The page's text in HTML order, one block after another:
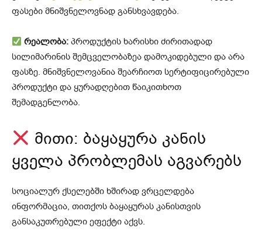
ფასები მნიშვნელოვნად განსხვავდება.
რეალობა: პროდუქტის ხარისხი ძირითადად
სილიმარინის შემცველობაზეა დამოკიდებული და არა
ფასზე. მნიშვნელოვანია შეარჩიოთ სერტიფიცირებული
პროდუქტი და ყურადღებით წაიკითხოთ
შემადგენლობა.
მითი: ბაყაყურა კანის
ყველა პრობლემას აგვარებს
სოციალურ ქსელებში ხშირად ვრცელდება
ინფორმაცია, თითქოს ბაყაყურას კანისთვის
განსაკუთრებული ეფექტი აქვს.